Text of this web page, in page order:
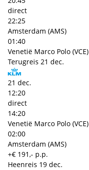
direct
22:25
Amsterdam (AMS)
01:40
Venetië Marco Polo (VCE)
Terugreis 21 dec.
21 dec.
12:20
direct
14:20
Venetië Marco Polo (VCE)
02:00
Amsterdam (AMS)
+€ 191,- p.p.
Heenreis 19 dec.